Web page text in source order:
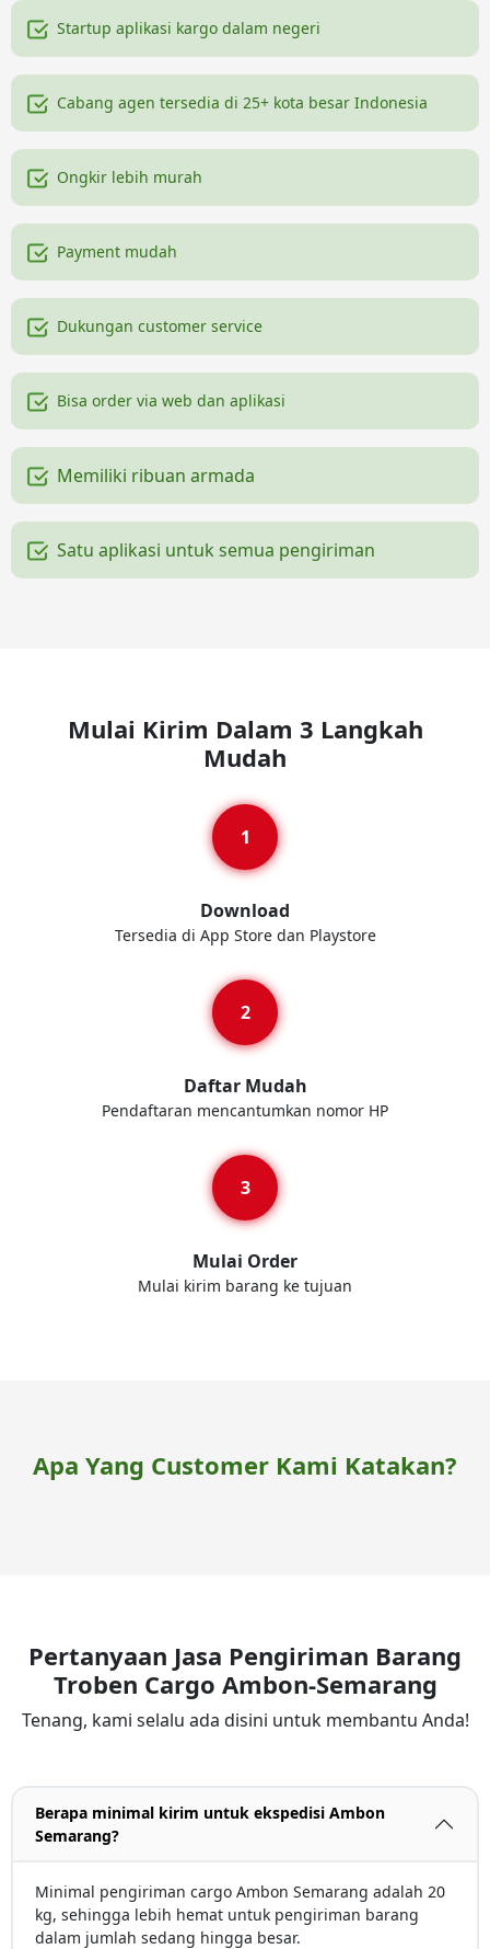
Startup aplikasi kargo dalam negeri
Cabang agen tersedia di 25+ kota besar Indonesia
Ongkir lebih murah
Payment mudah
Dukungan customer service
Bisa order via web dan aplikasi
Memiliki ribuan armada
Satu aplikasi untuk semua pengiriman
Mulai Kirim Dalam 3 Langkah
Mudah
Download
Tersedia di App Store dan Playstore
Daftar Mudah
Pendaftaran mencantumkan nomor HP
Mulai Order
Mulai kirim barang ke tujuan
Apa Yang Customer Kami Katakan?
Pertanyaan Jasa Pengiriman Barang
Troben Cargo Ambon-Semarang
Tenang, kami selalu ada disini untuk membantu Anda!
Berapa minimal kirim untuk ekspedisi Ambon
Semarang?
Minimal pengiriman cargo Ambon Semarang adalah 20
kg, sehingga lebih hemat untuk pengiriman barang
dalam jumlah sedang hingga besar.